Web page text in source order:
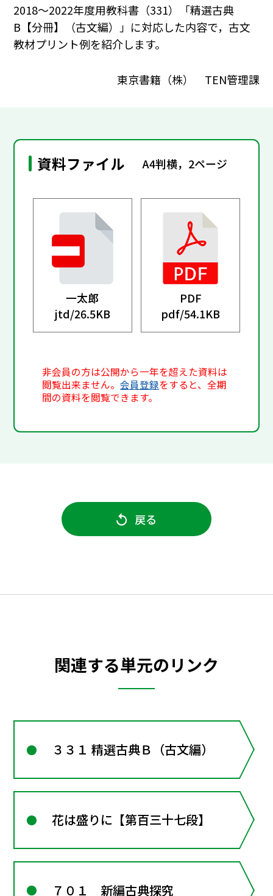
2018～2022年度用教科書（331）「精選古典
B【分冊】（古文編）」に対応した内容で，古文
教材プリント例を紹介します。
東京書籍（株） TEN管理課
資料ファイル A4判横，2ページ
一太郎
jtd/26.5KB
PDF
pdf/54.1KB
非会員の方は公開から一年を超えた資料は
閲覧出来ません。会員登録をすると、全期
間の資料を閲覧できます。
戻る
関連する単元のリンク
３３１ 精選古典Ｂ（古文編）
花は盛りに【第百三十七段】
７０１ 新編古典探究